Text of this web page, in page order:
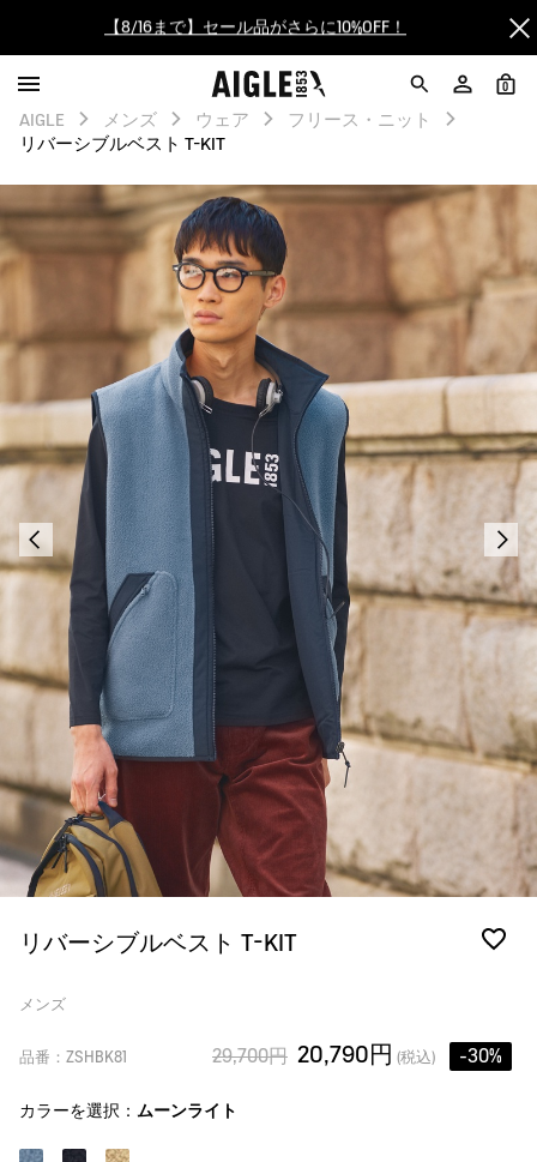
【最大50%OFF】FINAL SALEがスタート！
ログイン/会員登録で送料＆返品無料
AIGLE CLUB ポイントサービス終了のお知らせ
【8/16まで】セール品がさらに10%OFF！
【最大50%OFF】FINAL SALEがスタート！
ログイン/会員登録で送料＆返品無料
AIGLE CLUB ポイントサービス終了のお知らせ
0
AIGLE メンズ ウェア
フリース・ニット
リバーシブルベスト T-KIT
リバーシブルベスト T-KIT
メンズ
品番：ZSHBK81 29,700円 20,790円 (税込) -30%
カラーを選択： ムーンライト